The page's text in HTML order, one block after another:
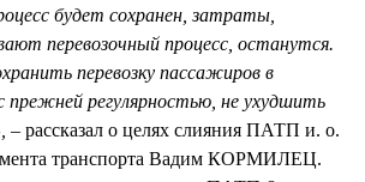
будет сохранен, затраты,
перевозочный процесс, останутся.
перевозку пассажиров в
прежней регулярностью, не ухудшить
– рассказал о целях слияния ПАТП и. о.
транспорта Вадим КОРМИЛЕЦ.